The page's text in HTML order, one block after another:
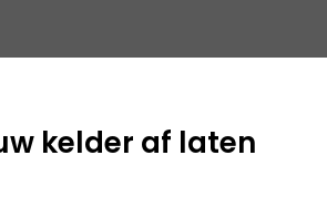
kelder af laten